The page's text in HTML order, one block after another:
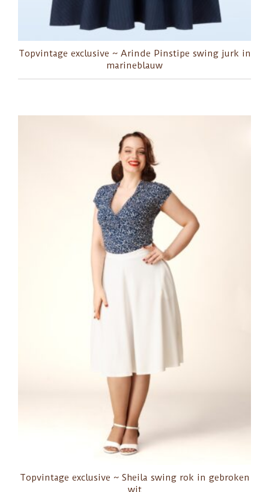
Topvintage exclusive ~ Arinde Pinstipe swing jurk in
marineblauw
Topvintage exclusive ~ Sheila swing rok in gebroken
wit